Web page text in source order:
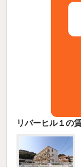
リバーヒル１の